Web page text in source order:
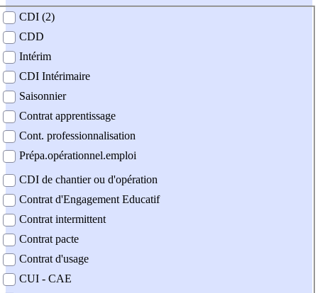
contrat
CDI (2)
CDD
Intérim
CDI Intérimaire
Saisonnier
Contrat apprentissage
Cont. professionnalisation
Prépa.opérationnel.emploi
CDI de chantier ou d'opération
Contrat d'Engagement Educatif
Contrat intermittent
Contrat pacte
Contrat d'usage
CUI - CAE